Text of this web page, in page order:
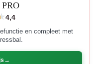
PRO
4,4
en compleet met